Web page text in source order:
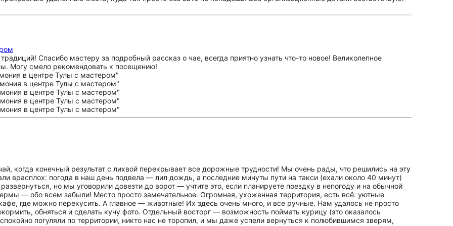
Спасибо мастеру за подробный рассказ о чае, всегда приятно узнать что-то новое! Великолепное
Могу смело рекомендовать к посещению!
когда конечный результат с лихвой перекрывает все дорожные трудности! Мы очень рады, что решились на эту
врасплох: погода в наш день подвела — лил дождь, а последние минуты пути на такси (ехали около 40 минут)
но мы уговорили довезти до ворот — учтите это, если планируете поездку в непогоду и на обычной
— обо всем забыли! Место просто замечательное. Огромная, ухоженная территория, есть всё: уютные
где можно перекусить. А главное — животные! Их здесь очень много, и все ручные. Нам удалось не просто
обняться и сделать кучу фото. Отдельный восторг — возможность поймать курицу (это оказалось
погуляли по территории, никто нас не торопил, и мы даже успели вернуться к полюбившимся зверям,